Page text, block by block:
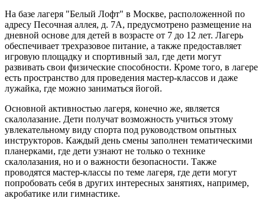
На базе лагеря "Белый Лофт" в Москве, расположенной по
адресу Песочная аллея, д. 7А, предусмотрено размещение на
дневной основе для детей в возрасте от 7 до 12 лет. Лагерь
обеспечивает трехразовое питание, а также предоставляет
игровую площадку и спортивный зал, где дети могут
развивать свои физические способности. Кроме того, в лагере
есть пространство для проведения мастер-классов и даже
лужайка, где можно заниматься йогой.
Основной активностью лагеря, конечно же, является
скалолазание. Дети получат возможность учиться этому
увлекательному виду спорта под руководством опытных
инструкторов. Каждый день смены заполнен тематическими
планерками, где дети узнают не только о технике
скалолазания, но и о важности безопасности. Также
проводятся мастер-классы по теме лагеря, где дети могут
попробовать себя в других интересных занятиях, например,
акробатике или гимнастике.